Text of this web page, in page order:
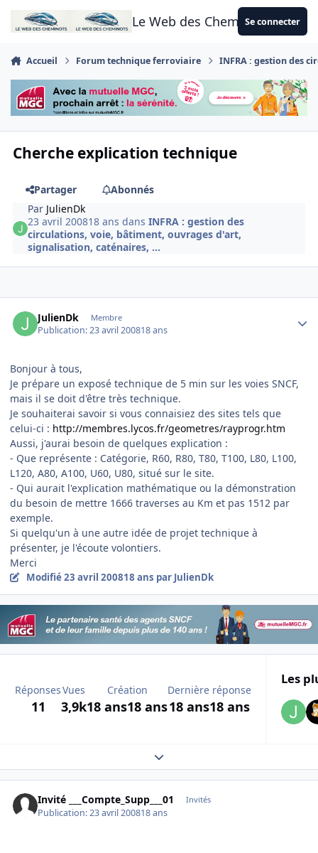
Aller au contenu
Le Web des CheminotsSe connecter
Accueil Forum technique ferroviaire INFRA : gestion des
Cherche explication technique
Partager
Abonnés
Par JulienDk
23 avril 200818 ans dansINFRA : gestion des
circulations, voie, bâtiment, ouvrages d'art,
signalisation, caténaires, ...
JulienDk Membre
Publication:23 avril 200818 ans
Bonjour à tous,
Je prépare un exposé technique de 5 min sur les voies SNCF,
mais il se doit d'être très technique.
Je souhaiterai savoir si vous connaisiez des sites tels que
celui-ci : http://membres.lycos.fr/geometres/rayprogr.htm
Aussi, j'aurai besoin de quelques explication :
- Que représente : Catégorie, R60, R80, T80, T100, L80, L100,
L120, A80, A100, U60, U80, situé sur le site.
- Qui aurait l'explication mathématique ou la démonstration
du besoin de mettre 1666 traverses au Km et pas 1512 par
exemple.
Si quelqu'un à une autre idée de projet technique à
présenter, je l'écoute volontiers.
Merci
Modifié23 avril 200818 ans par JulienDk
Réponses
11
Vues
3,9k
Création
18 ans18 ans
Dernière réponse
18 ans18 ans
Les
Expand topic overview
Invité ___Compte_Supp___01 Invités
Publication:23 avril 200818 ans